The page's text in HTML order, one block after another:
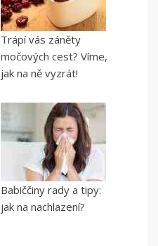
Trápí vás záněty
močových cest? Víme,
jak na ně vyzrát!
Babiččiny rady a tipy:
jak na nachlazení?